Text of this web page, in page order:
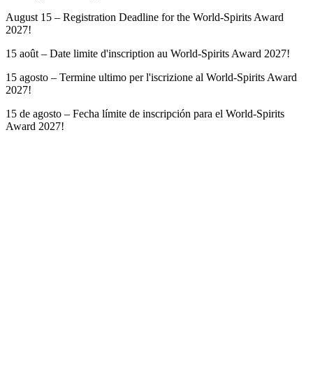
August 15 – Registration Deadline for the World-Spirits Award
2027!
15 août – Date limite d'inscription au World-Spirits Award 2027!
15 agosto – Termine ultimo per l'iscrizione al World-Spirits Award
2027!
15 de agosto – Fecha límite de inscripción para el World-Spirits
Award 2027!